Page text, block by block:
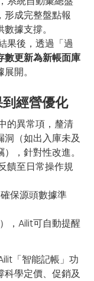
形成完整盤點報
據支撐。
果後，透過「過
數更新為新帳面庫
開。
經營優化
的異常項，釐清
洞（如出入庫未及
，針對性改進。
饋至日常操作規
保源頭數據準
，Ailit可自動提醒
「智能記帳」功
科學定價、促銷及